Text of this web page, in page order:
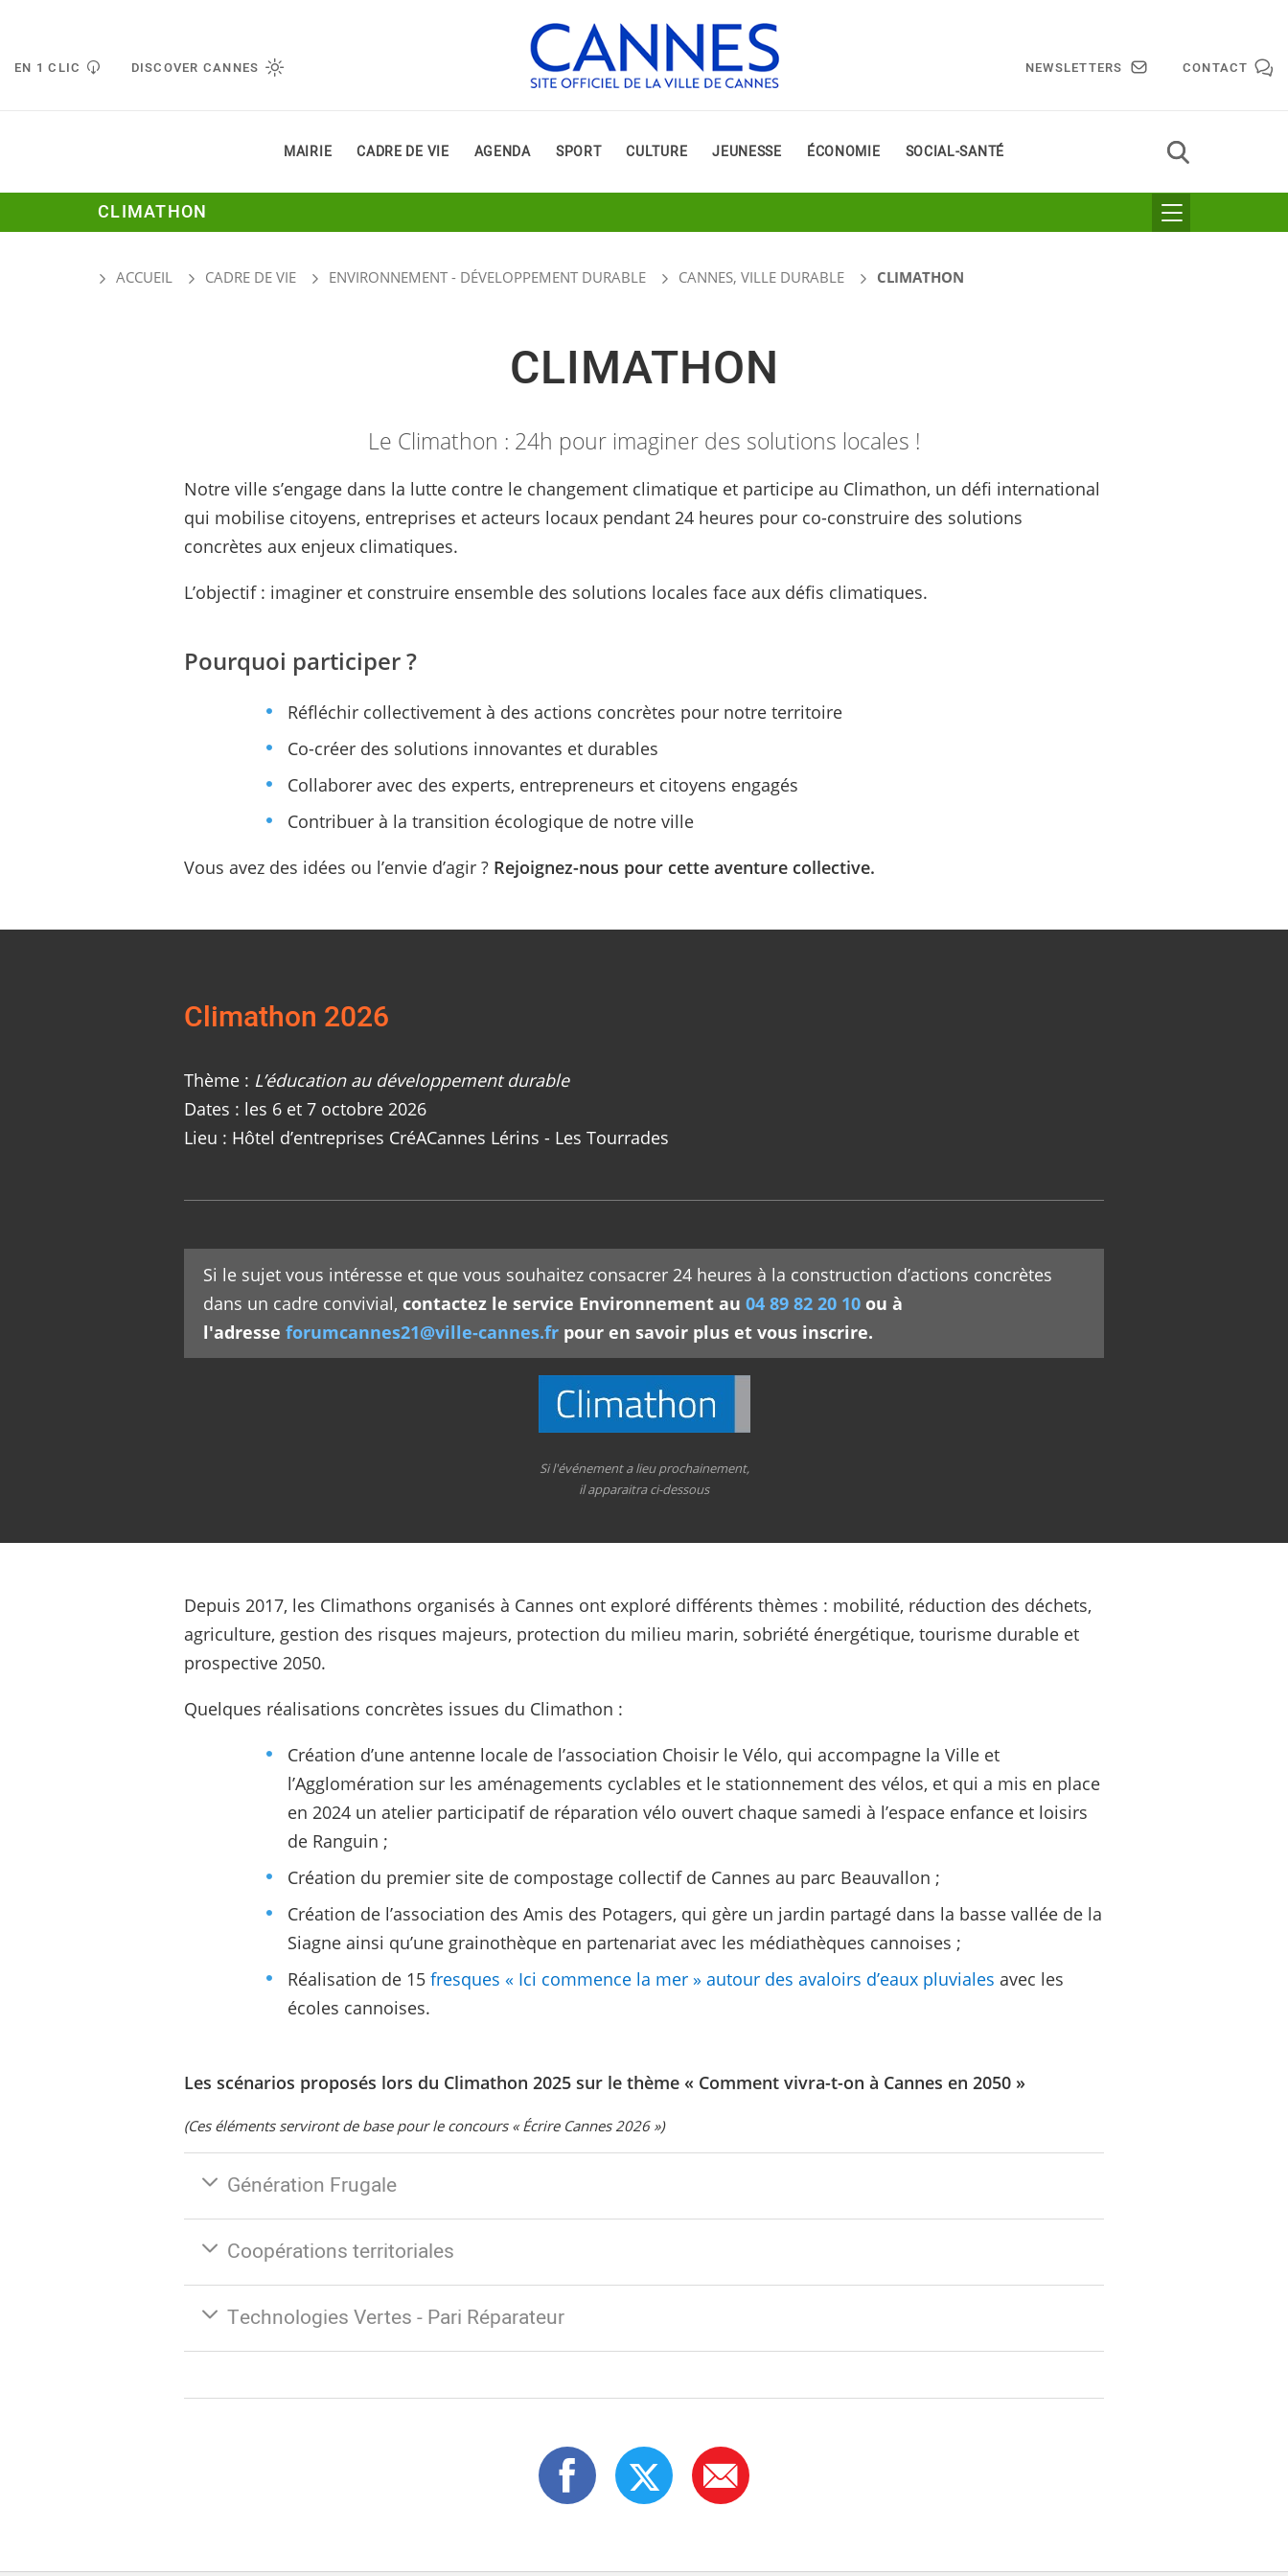
EN 1 CLIC DISCOVER CANNES NEWSLETTERS CONTACT
MAIRIE CADRE DE VIE AGENDA SPORT CULTURE JEUNESSE ÉCONOMIE SOCIAL-SANTÉ
CLIMATHON
ACCUEIL CADRE DE VIE ENVIRONNEMENT - DÉVELOPPEMENT DURABLE CANNES, VILLE DURABLE CLIMATHON
CLIMATHON
Le Climathon : 24h pour imaginer des solutions locales !
Notre ville s’engage dans la lutte contre le changement climatique et participe au Climathon, un défi international
qui mobilise citoyens, entreprises et acteurs locaux pendant 24 heures pour co-construire des solutions
concrètes aux enjeux climatiques.
L’objectif : imaginer et construire ensemble des solutions locales face aux défis climatiques.
Pourquoi participer ?
Réfléchir collectivement à des actions concrètes pour notre territoire
Co-créer des solutions innovantes et durables
Collaborer avec des experts, entrepreneurs et citoyens engagés
Contribuer à la transition écologique de notre ville
Vous avez des idées ou l’envie d’agir ? Rejoignez-nous pour cette aventure collective.
Climathon 2026
Thème : L’éducation au développement durable
Dates : les 6 et 7 octobre 2026
Lieu : Hôtel d’entreprises CréACannes Lérins - Les Tourrades
Si le sujet vous intéresse et que vous souhaitez consacrer 24 heures à la construction d’actions concrètes
dans un cadre convivial, contactez le service Environnement au 04 89 82 20 10 ou à
l'adresse forumcannes21@ville-cannes.fr pour en savoir plus et vous inscrire.
Si l'événement a lieu prochainement,
il apparaitra ci-dessous
Depuis 2017, les Climathons organisés à Cannes ont exploré différents thèmes : mobilité, réduction des déchets,
agriculture, gestion des risques majeurs, protection du milieu marin, sobriété énergétique, tourisme durable et
prospective 2050.
Quelques réalisations concrètes issues du Climathon :
Création d’une antenne locale de l’association Choisir le Vélo, qui accompagne la Ville et
l’Agglomération sur les aménagements cyclables et le stationnement des vélos, et qui a mis en place
en 2024 un atelier participatif de réparation vélo ouvert chaque samedi à l’espace enfance et loisirs
de Ranguin ;
Création du premier site de compostage collectif de Cannes au parc Beauvallon ;
Création de l’association des Amis des Potagers, qui gère un jardin partagé dans la basse vallée de la
Siagne ainsi qu’une grainothèque en partenariat avec les médiathèques cannoises ;
Réalisation de 15fresques « Ici commence la mer » autour des avaloirs d’eaux pluviales avec les
écoles cannoises.
Les scénarios proposés lors du Climathon 2025 sur le thème « Comment vivra-t-on à Cannes en 2050 »
(Ces éléments serviront de base pour le concours « Écrire Cannes 2026 »)
Génération Frugale
Coopérations territoriales
Technologies Vertes - Pari Réparateur